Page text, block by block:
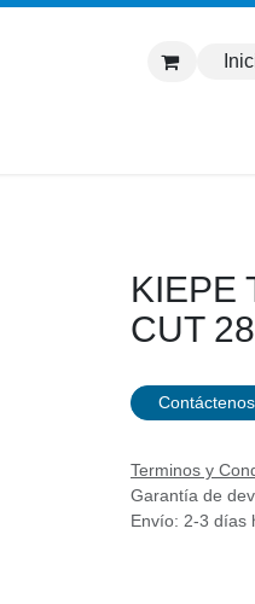
KIEPE
CUT
Contáctenos
Terminos y
Garantía de
Envío: 2-3 días